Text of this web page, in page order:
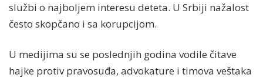
službi o najboljem interesu deteta. U Srbiji nažalost
često skopčano i sa korupcijom.
U medijima su se poslednjih godina vodile čitave
hajke protiv pravosuđa, advokature i timova veštaka